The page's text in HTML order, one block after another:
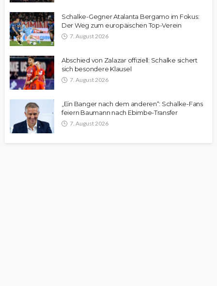
Schalke-Gegner Atalanta Bergamo im Fokus:
Der Weg zum europäischen Top-Verein
7. August 2026
Abschied von Zalazar offiziell: Schalke sichert
sich besondere Klausel
7. August 2026
„Ein Banger nach dem anderen“: Schalke-Fans
feiern Baumann nach Ebimbe-Transfer
7. August 2026